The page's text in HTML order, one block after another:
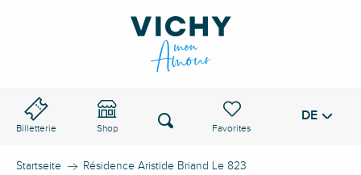
Billetterie Shop
Voir les favoris
Suche DE
Startseite Résidence Aristide Briand Le 823